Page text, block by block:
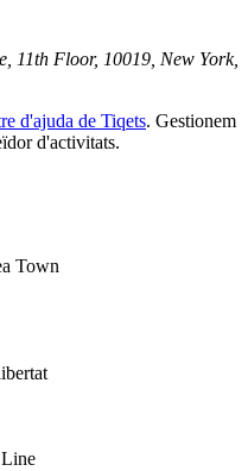
11th Floor, 10019, New York,
d'ajuda de Tiqets. Gestionem
d'activitats.
Town